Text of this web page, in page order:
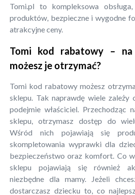
Tomi.pl to kompleksowa
produktów, bezpieczne i wygodne
atrakcyjne ceny.
Tomi kod rabatowy –
możesz je otrzymać?
Tomi kod rabatowy możesz
sklepu. Tak naprawdę wiele zależy
podejmie właściciel. Przechodząc
sklepu, otrzymasz dostęp do
Wśród nich pojawiają się
skompletowania wyprawki dla
bezpieczeństwo oraz komfort. Co
sklepu pojawiają się również
niezbędne dla mamy. Jeżeli
dostarczasz dziecku to, co